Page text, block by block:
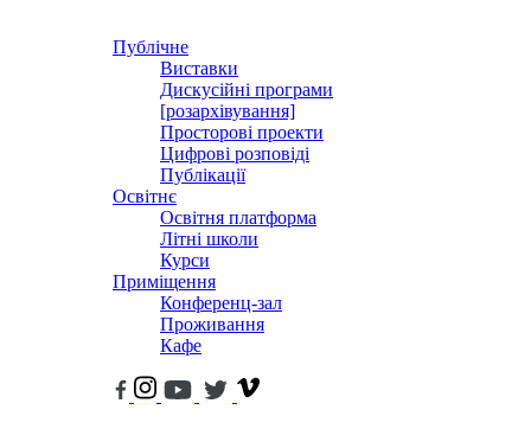
Публічне
Виставки
Дискусійні програми
[розархівування]
Просторові проекти
Цифрові розповіді
Публікації
Освітнє
Освітня платформа
Літні школи
Курси
Приміщення
Конференц-зал
Проживання
Кафе